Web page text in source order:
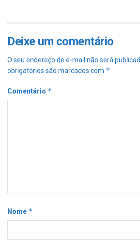
Deixe um comentário
O seu endereço de e-mail não será
obrigatórios são marcados com *
Comentário *
Nome *